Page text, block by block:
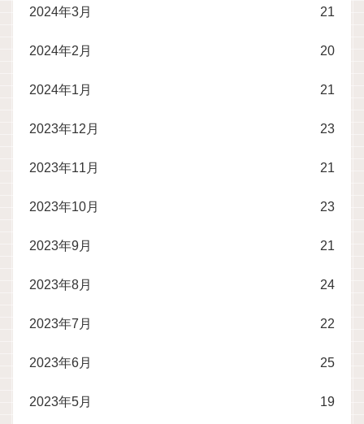
2024年3月 21
2024年2月 20
2024年1月 21
2023年12月 23
2023年11月 21
2023年10月 23
2023年9月 21
2023年8月 24
2023年7月 22
2023年6月 25
2023年5月 19